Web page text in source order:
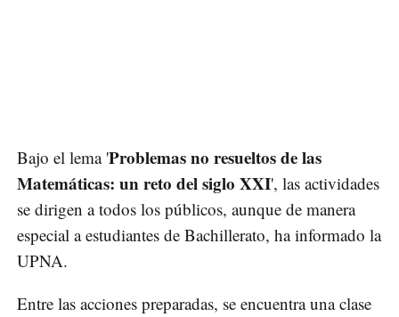
Bajo el lema 'Problemas no resueltos de las
Matemáticas: un reto del siglo XXI', las actividades
se dirigen a todos los públicos, aunque de manera
especial a estudiantes de Bachillerato, ha informado la
UPNA.
Entre las acciones preparadas, se encuentra una clase